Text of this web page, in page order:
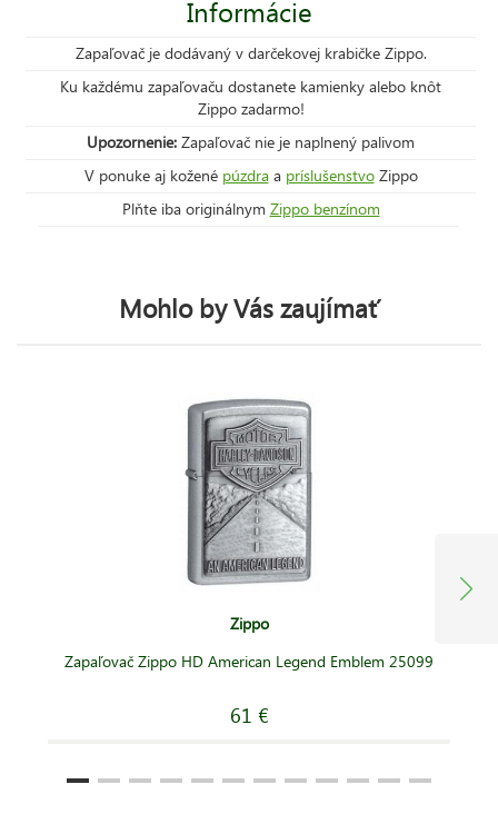
Informácie
Zapaľovač je dodávaný v darčekovej krabičke Zippo.
Ku každému zapaľovaču dostanete kamienky alebo knôt
Zippo zadarmo!
Upozornenie: Zapaľovač nie je naplnený palivom
V ponuke aj kožené púzdraa príslušenstvoZippo
Plňte iba originálnym Zippo benzínom
Mohlo by Vás zaujímať
Zippo
Zapaľovač Zippo HD American Legend Emblem 25099
61 €